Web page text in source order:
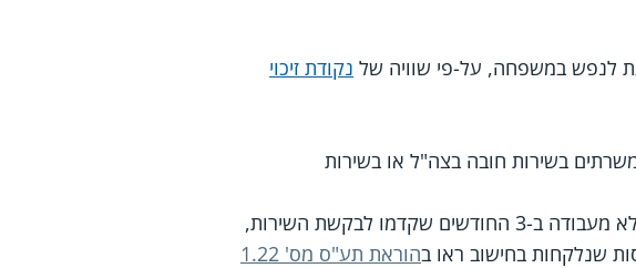
לנפש במשפחה, על-פי שוויה של נקודת זיכוי
"משפחה" נכללים הורים וילדים עד גיל 18, וכן ילדים עד גיל 21 שמשרתים בשירות חובה בצה"ל או בשירות
ההכנסה הממוצעת לנפש מחושבת על-פי סך הכנסות ההורים מעבודה ושלא מעבודה ב-3 החודשים שקדמו לבקשת השירות,
הוראת תע"ס מס' 1.22